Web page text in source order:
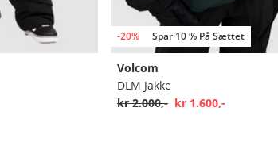
-20% Spar 10 % På Sættet
Volcom
DLM Jakke
kr 2.000,- kr 1.600,-